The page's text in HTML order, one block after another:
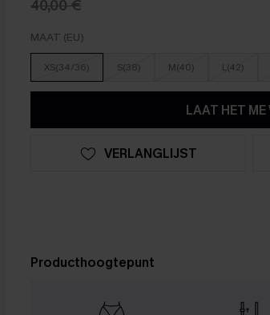
40,00 €
MAAT (EU)
XS(34/36) S(38) M(40) L(42)
LAAT HET ME
VERLANGLIJST
Producthoogtepunt